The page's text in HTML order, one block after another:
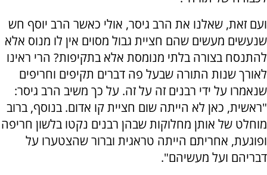
ועם זאת, שאלנו את הרב גיסר, אולי כאשר הרב יוסף חש
שנעשים מעשים שהם חציית גבול מסוים אין לו מנוס אלא
להתנסח בצורה בלתי מנומסת אלא בתקיפות? הרי ראינו
לאורך שנות התורה שבעל פה דברים תקיפים וחריפים
שנאמרו על ידי רבנים זה על זה. על כך משיב הרב גיסר:
"ראשית, כאן לא הייתה שום חציית קו אדום. בנוסף, ברוב
מוחלט של אותן מחלוקות שבהן רבנים נקטו בלשון חריפה
ופוגעת, אחריתם הייתה טראגית וברור שהצטערו על
דבריהם ועל מעשיהם".